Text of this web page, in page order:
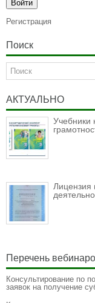
Регистрация
Поиск
АКТУАЛЬНО
Учебники
Лицензия
Перечень
Консультирование по
заявок на получение